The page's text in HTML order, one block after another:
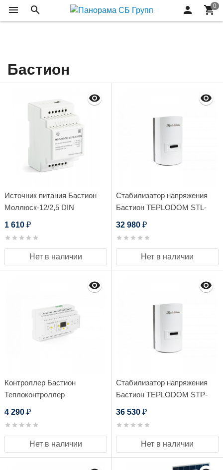
Бастион
Источник питания Бастион
Моллюск-12/2,5 DIN
1 610 ₽
Нет в наличии
Стабилизатор напряжения
Бастион TEPLODOM STL-
32 980 ₽
Нет в наличии
Контроллер Бастион
Теплоконтроллер
4 290 ₽
Нет в наличии
Стабилизатор напряжения
Бастион TEPLODOM STP-
36 530 ₽
Нет в наличии